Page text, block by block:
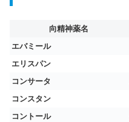
向精神薬名
エバミール
エリスパン
コンサータ
コンスタン
コントール